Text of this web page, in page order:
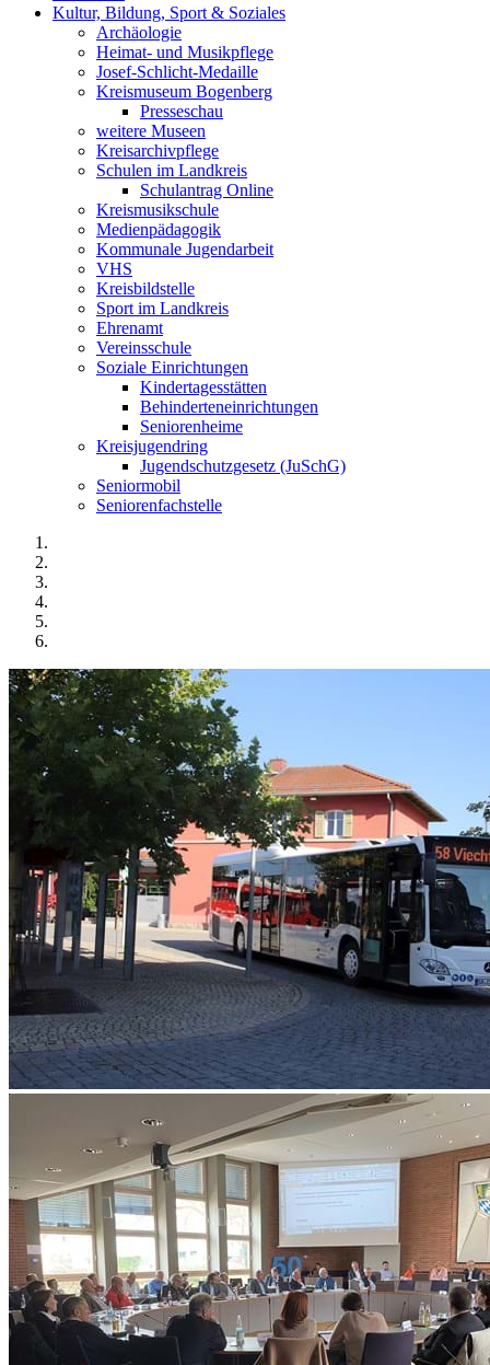
Kultur, Bildung, Sport & Soziales
Archäologie
Heimat- und Musikpflege
Josef-Schlicht-Medaille
Kreismuseum Bogenberg
Presseschau
weitere Museen
Kreisarchivpflege
Schulen im Landkreis
Schulantrag Online
Kreismusikschule
Medienpädagogik
Kommunale Jugendarbeit
VHS
Kreisbildstelle
Sport im Landkreis
Ehrenamt
Vereinsschule
Soziale Einrichtungen
Kindertagesstätten
Behinderteneinrichtungen
Seniorenheime
Kreisjugendring
Jugendschutzgesetz (JuSchG)
Seniormobil
Seniorenfachstelle